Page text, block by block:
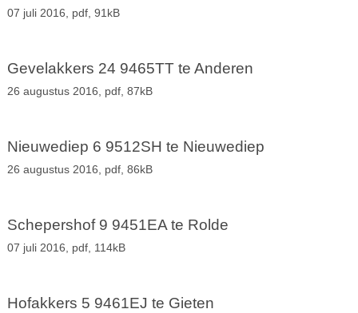
07 juli 2016, pdf, 91kB
Gevelakkers 24 9465TT te Anderen
26 augustus 2016, pdf, 87kB
Nieuwediep 6 9512SH te Nieuwediep
26 augustus 2016, pdf, 86kB
Schepershof 9 9451EA te Rolde
07 juli 2016, pdf, 114kB
Hofakkers 5 9461EJ te Gieten